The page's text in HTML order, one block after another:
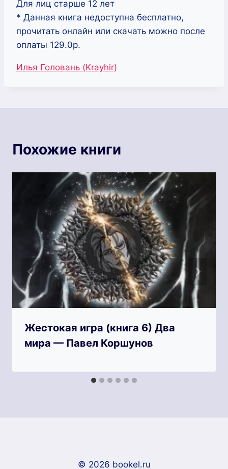
Для лиц старше 12 лет
* Данная книга недоступна бесплатно,
прочитать онлайн или скачать можно после
оплаты 129.0р.
Метки
Илья Головань (Krayhir)
Похожие книги
Жестокая игра (книга 6) Два
мира — Павел Коршунов
© 2026 bookel.ru